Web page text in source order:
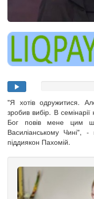
"Я хотів одружитися.
зробив вибір. В
Бог повів мене
Василіанському Чині", -
піддиякон Пахомій.